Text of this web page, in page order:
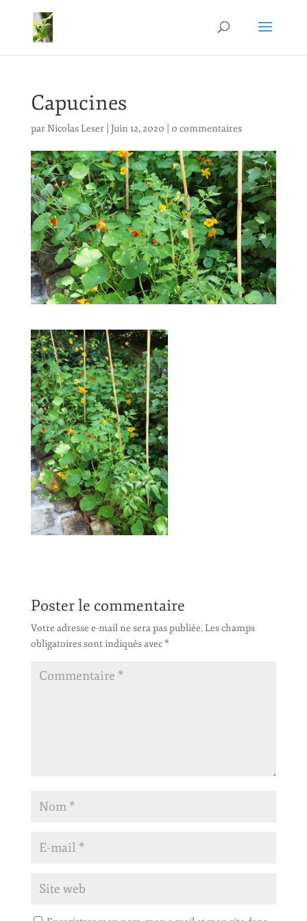
Capucines
parNicolas Leser| Juin 12, 2020 0 commentaires
Poster le commentaire
Votre adresse e-mail ne sera pas publiée.Les champs
obligatoires sont indiqués avec*